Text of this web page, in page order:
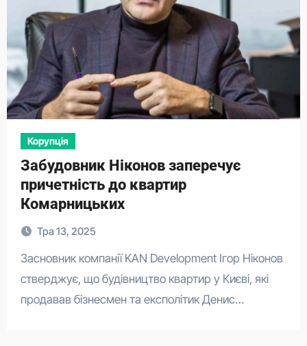
Корупція
Забудовник Ніконов заперечує
причетність до квартир
Комарницьких
Тра 13, 2025
Засновник компанії KAN Development Ігор Ніконов
стверджує, що будівництво квартир у Києві, які
продавав бізнесмен та експолітик Денис…